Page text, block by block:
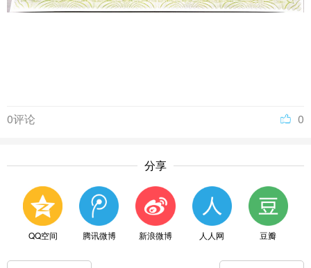
0
0评论
分享
QQ空间 腾讯微博 新浪微博 人人网 豆瓣